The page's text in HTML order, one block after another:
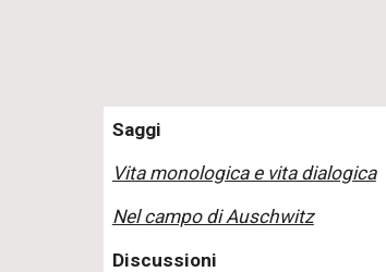
Saggi
Vita monologica e vita dialogica
Nel campo di Auschwitz
Discussioni